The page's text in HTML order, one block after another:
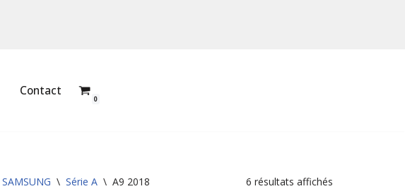
Contact
0
SAMSUNG \ Série A \ A9 2018 6 résultats affichés